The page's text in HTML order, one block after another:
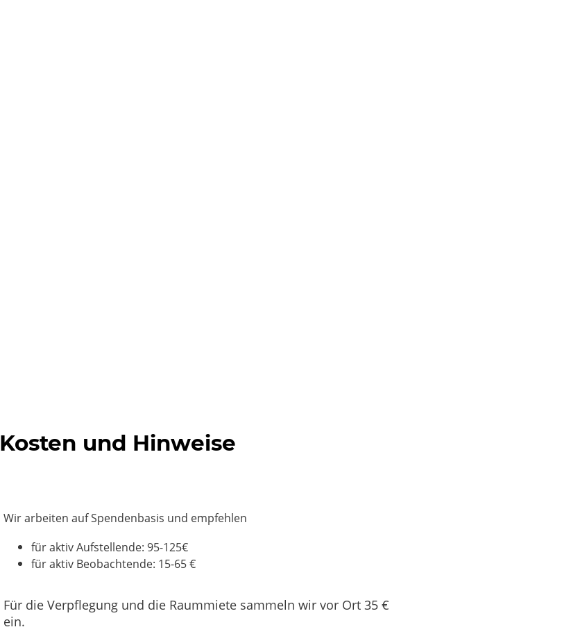
Kosten und Hinweise
Wir arbeiten auf Spendenbasis und empfehlen
für aktiv Aufstellende: 95-125€
für aktiv Beobachtende: 15-65 €
Für die Verpflegung und die Raummiete sammeln wir vor Ort 35 €
ein.